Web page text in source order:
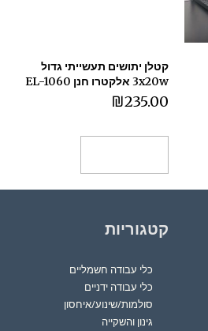
קטלן יתושים תעשייתי גדול
3x20w אלקטרו חנן EL-1060
₪235.00
קטגוריות
כלי עבודה חשמליים
כלי עבודה ידניים
סולמות/שינוע/איחסון
גינון והשקייה